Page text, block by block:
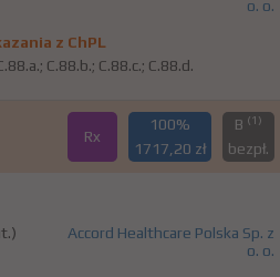
o. o.
z ChPL
C.88.b.; C.88.c.; C.88.d.
Rx
100%
1717,20 zł
B (1)
bezpł.
Accord Healthcare Polska Sp. z
o. o.